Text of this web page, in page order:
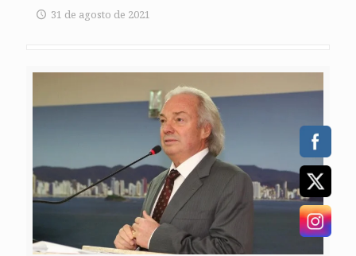
31 de agosto de 2021